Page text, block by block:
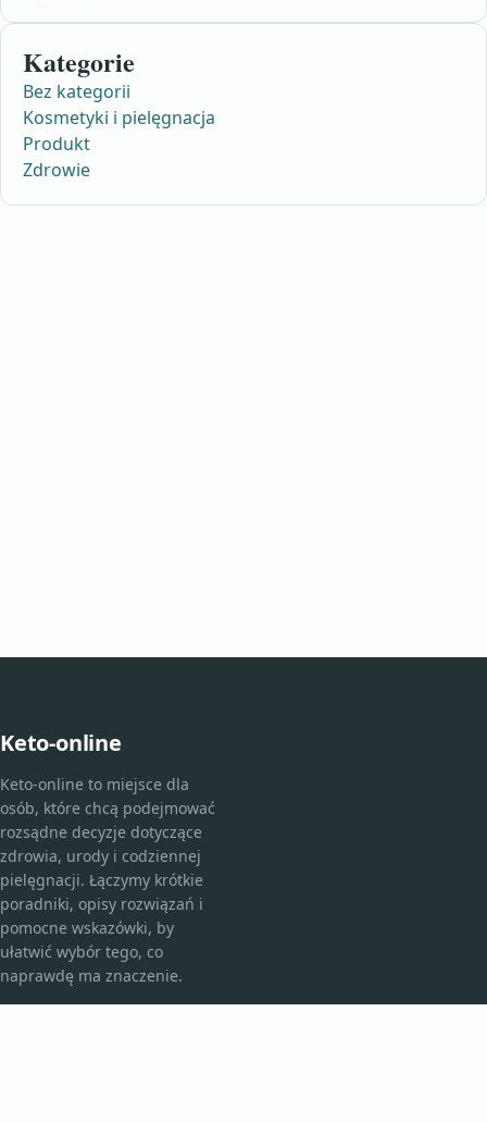
Kategorie
Bez kategorii
Kosmetyki i pielęgnacja
Produkt
Zdrowie
Keto-online
Keto-online to miejsce dla
osób, które chcą podejmować
rozsądne decyzje dotyczące
zdrowia, urody i codziennej
pielęgnacji. Łączymy krótkie
poradniki, opisy rozwiązań i
pomocne wskazówki, by
ułatwić wybór tego, co
naprawdę ma znaczenie.